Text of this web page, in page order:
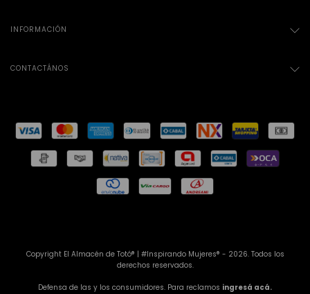
INFORMACIÓN
CONTACTÁNOS
Copyright El Almacén de Totó® | #Inspirando Mujeres® - 2026. Todos los
derechos reservados.
Defensa de las y los consumidores. Para reclamos ingresá acá.